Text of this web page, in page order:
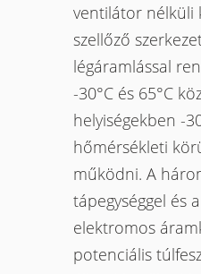
ventilátor nélküli
szellőző
légáramlással
-30°C és 65°C
helyiségekben -
hőmérsékleti
működni. A
tápegységgel és
elektromos
potenciális